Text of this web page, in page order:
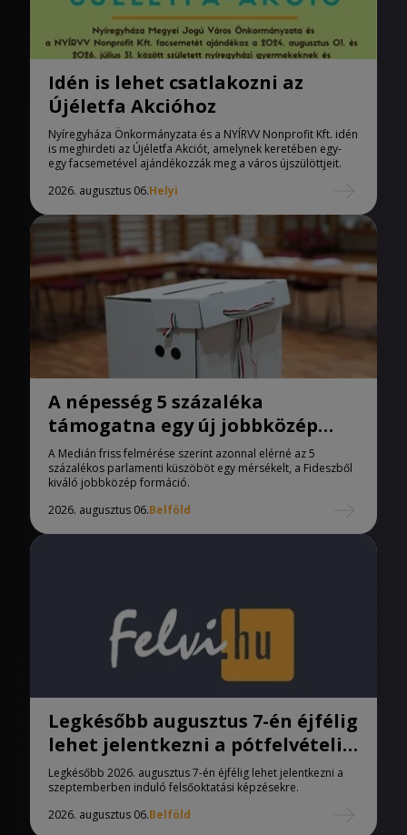
Idén is lehet csatlakozni az
Újéletfa Akcióhoz
Nyíregyháza Önkormányzata és a NYÍRVV Nonprofit Kft. idén
is meghirdeti az Újéletfa Akciót, amelynek keretében egy-
egy facsemetével ajándékozzák meg a város újszülöttjeit.
2026. augusztus 06.Helyi
A népesség 5 százaléka
támogatna egy új jobbközép
pártot
A Medián friss felmérése szerint azonnal elérné az 5
százalékos parlamenti küszöböt egy mérsékelt, a Fideszből
kiváló jobbközép formáció.
2026. augusztus 06.Belföld
Legkésőbb augusztus 7-én éjfélig
lehet jelentkezni a pótfelvételi
eljárásban
Legkésőbb 2026. augusztus 7-én éjfélig lehet jelentkezni a
szeptemberben induló felsőoktatási képzésekre.
2026. augusztus 06.Belföld